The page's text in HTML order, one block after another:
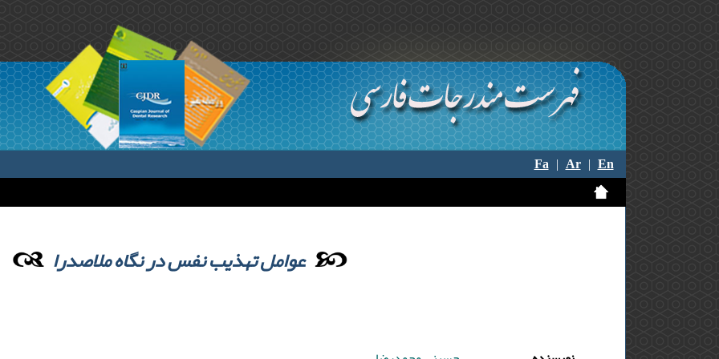
Fa|Ar|En
عوامل تهذیب نفس در نگاه ملاصدرا